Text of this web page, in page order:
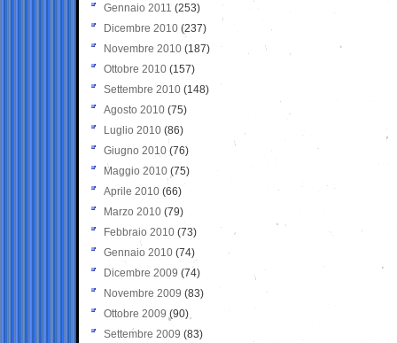
Gennaio 2011 (253)
Dicembre 2010 (237)
Novembre 2010 (187)
Ottobre 2010 (157)
Settembre 2010 (148)
Agosto 2010 (75)
Luglio 2010 (86)
Giugno 2010 (76)
Maggio 2010 (75)
Aprile 2010 (66)
Marzo 2010 (79)
Febbraio 2010 (73)
Gennaio 2010 (74)
Dicembre 2009 (74)
Novembre 2009 (83)
Ottobre 2009 (90)
Settembre 2009 (83)